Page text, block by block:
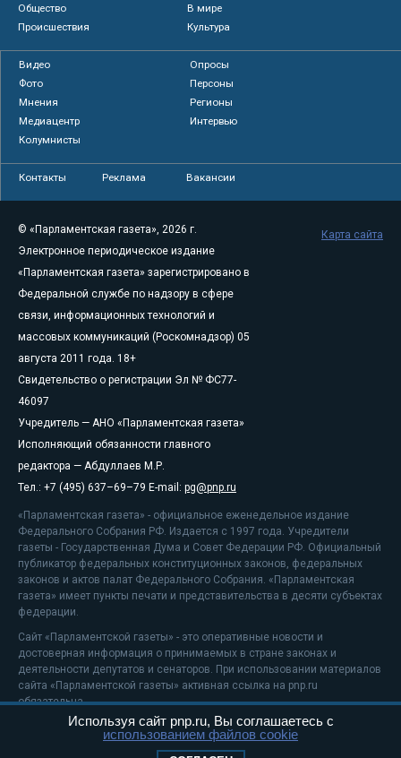
Общество
В мире
Происшествия
Культура
Видео
Опросы
Фото
Персоны
Мнения
Регионы
Медиацентр
Интервью
Колумнисты
Контакты Реклама Вакансии
© «Парламентская газета», 2026 г.
Электронное периодическое издание
«Парламентская газета» зарегистрировано в
Федеральной службе по надзору в сфере
связи, информационных технологий и
массовых коммуникаций (Роскомнадзор) 05
августа 2011 года. 18+
Свидетельство о регистрации Эл № ФС77-
46097
Учредитель — АНО «Парламентская газета»
Исполняющий обязанности главного
редактора — Абдуллаев М.Р.
Тел.: +7 (495) 637–69–79 E-mail: pg@pnp.ru
«Парламентская газета» - официальное еженедельное издание
Федерального Собрания РФ. Издается с 1997 года. Учредители
газеты - Государственная Дума и Совет Федерации РФ. Официальный
публикатор федеральных конституционных законов, федеральных
законов и актов палат Федерального Собрания. «Парламентская
газета» имеет пункты печати и представительства в десяти субъектах
федерации.
Сайт «Парламентской газеты» - это оперативные новости и
достоверная информация о принимаемых в стране законах и
деятельности депутатов и сенаторов. При использовании материалов
сайта «Парламентской газеты» активная ссылка на pnp.ru
обязательна.
На информационном ресурсе применяютсярекомендательные
Карта сайта
Используя сайт pnp.ru, Вы соглашаетесь с
использованием файлов cookie